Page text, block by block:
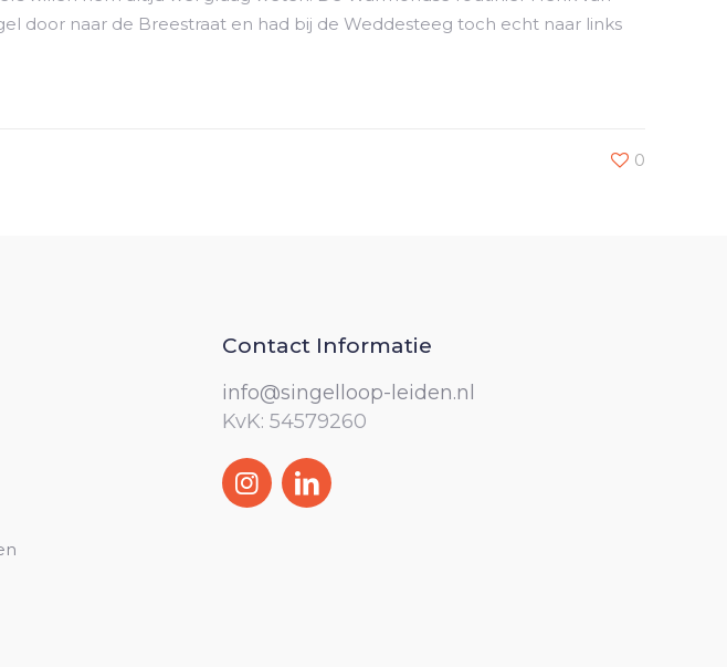
door naar de Breestraat en had bij de Weddesteeg toch echt naar links
0
Contact Informatie
info@singelloop-leiden.nl
KvK: 54579260